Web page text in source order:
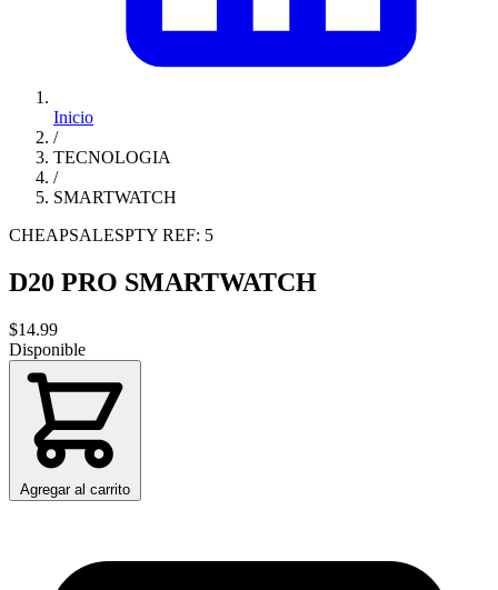
Inicio
/
TECNOLOGIA
/
SMARTWATCH
CHEAPSALESPTY REF: 5
D20 PRO SMARTWATCH
$14.99
Disponible
Agregar al carrito